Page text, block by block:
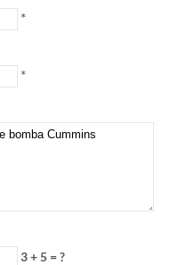
*
*
3 + 5 = ?